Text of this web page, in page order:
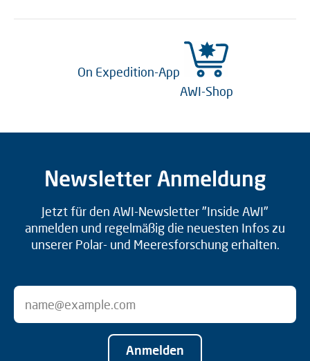
On Expedition-App
AWI-Shop
Newsletter Anmeldung
Jetzt für den AWI-Newsletter "Inside AWI"
anmelden und regelmäßig die neuesten Infos zu
unserer Polar- und Meeresforschung erhalten.
Anmelden